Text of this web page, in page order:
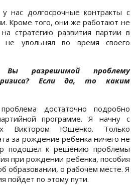
нас долгосрочные контракты с
Кроме того, они же работают не
стратегию развития партии в
увольнял во время своего
разрешимой проблему
кризиса? Если да, то каким
достаточно подробно
программе. Я начну с
Виктором Ющенко. Только
за рождение ребенка ничего не
подошел к решению проблемы
при рождении ребенка, пособия
образовании, о рабочем месте. Я
пойдет по этому пути.